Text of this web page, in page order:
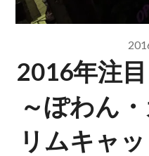
2016年注
～ぽわん
リムキャ